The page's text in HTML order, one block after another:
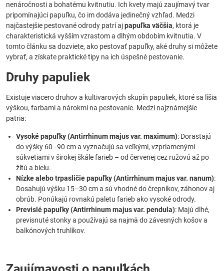
nenáročnosti a bohatému kvitnutiu. Ich kvety majú zaujímavý tvar
pripomínajúci papuľku, čo im dodáva jedinečný vzhľad. Medzi
najčastejšie pestované odrody patrí ajpapuľka väčšia, ktorá je
charakteristická vyšším vzrastom a dlhým obdobím kvitnutia. V
tomto článku sa dozviete, ako pestovať papuľky, aké druhy si môžete
vybrať, a získate praktické tipy na ich úspešné pestovanie.
Druhy papuliek
Existuje viacero druhov a kultivarových skupín papuliek, ktoré sa líšia
výškou, farbami a nárokmi na pestovanie. Medzi najznámejšie
patria:
Vysoké papuľky (Antirrhinum majus var. maximum): Dorastajú
do výšky 60–90 cm a vyznačujú sa veľkými, vzpriamenými
súkvetiami v širokej škále farieb – od červenej cez ružovú až po
žltú a bielu.
Nízke alebo trpasličie papuľky (Antirrhinum majus var. nanum):
Dosahujú výšku 15–30 cm a sú vhodné do črepníkov, záhonov aj
obrúb. Ponúkajú rovnakú paletu farieb ako vysoké odrody.
Previslé papuľky (Antirrhinum majus var. pendula): Majú dlhé,
previsnuté stonky a používajú sa najmä do závesných košov a
balkónových truhlíkov.